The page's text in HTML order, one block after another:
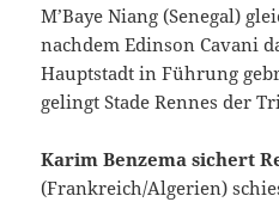
M’Baye Niang (Senegal)
nachdem Edinson Cavani
Hauptstadt in Führung
gelingt Stade Rennes der
Karim Benzema sichert
(Frankreich/Algerien)